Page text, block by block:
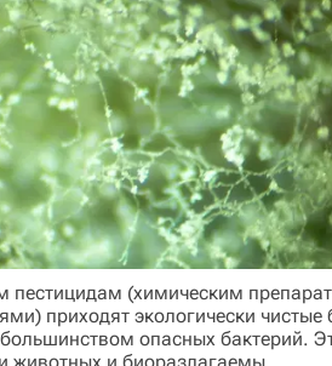
пестицидам (химическим
приходят экологически чистые
опасных бактерий.
животных и биоразлагаемы.